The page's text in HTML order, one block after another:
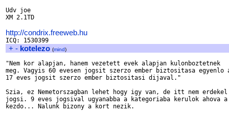
Udv joe
XM 2.1TD
http://condrix.freeweb.hu
+ - kotelezo (mind)
"Nem kor alapjan, hanem vezetett evek alapjan kulonboztetnek
meg. Vagyis 60 evesen jogsit szerzo ember biztositasa egyenlo
17 eves jogsit szerzo ember biztositasi dijaval."
Szia, ez Nemetorszagban lehet hogy igy van, de itt nem
jogsi. 9 eves jogsival ugyanabba a kategoriaba kerulok ahova a
kezdo... Nalunk bizony a kort nezik.